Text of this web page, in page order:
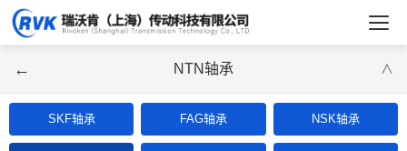
← NTN轴承 ∨
SKF轴承 FAG轴承 NSK轴承